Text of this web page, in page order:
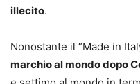
illecito.
Nonostante il “Made in
marchio al mondo dopo